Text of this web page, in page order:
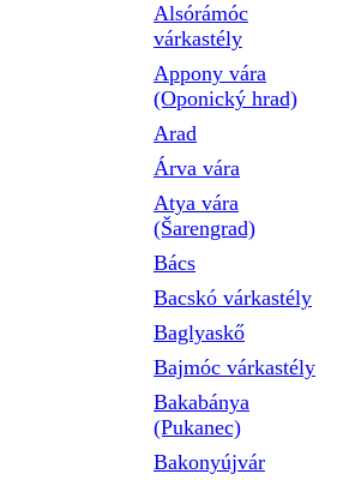
Alsórámóc
várkastély
Appony vára
(Oponický hrad)
Arad
Árva vára
Atya vára
(Šarengrad)
Bács
Bacskó várkastély
Baglyaskő
Bajmóc várkastély
Bakabánya
(Pukanec)
Bakonyújvár